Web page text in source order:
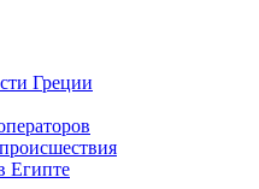
Греции
Египте